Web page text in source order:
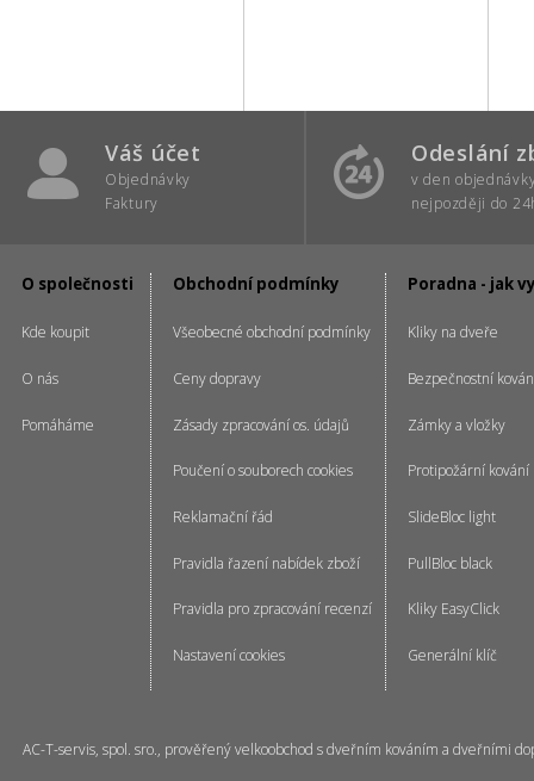
Váš účet
Objednávky
Faktury
Odeslání
v den
nejpozději do
O společnosti
Kde koupit
O nás
Pomáháme
Obchodní podmínky
Všeobecné obchodní podmínky
Ceny dopravy
Zásady zpracování os. údajů
Poučení o souborech cookies
Reklamační řád
Pravidla řazení nabídek zboží
Pravidla pro zpracování recenzí
Nastavení cookies
Poradna - jak
Kliky na dveře
Bezpečnostní
Zámky a vložky
Protipožární kování
SlideBloc light
PullBloc black
Kliky EasyClick
Generální klíč
AC-T-servis, spol. sro., prověřený velkoobchod s dveřním kováním a dveřními